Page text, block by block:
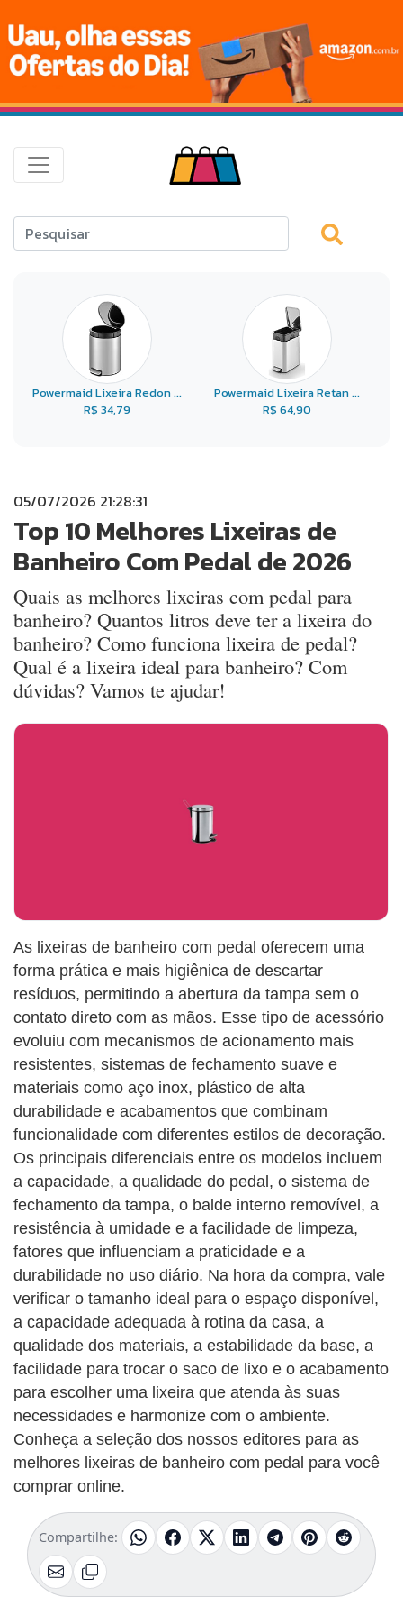
Powermaid Lixeira Redon ...
R$ 34,79
Powermaid Lixeira Retan ...
R$ 64,90
05/07/2026 21:28:31
Top 10 Melhores Lixeiras de
Banheiro Com Pedal de 2026
Quais as melhores lixeiras com pedal para
banheiro? Quantos litros deve ter a lixeira do
banheiro? Como funciona lixeira de pedal?
Qual é a lixeira ideal para banheiro? Com
dúvidas? Vamos te ajudar!
As lixeiras de banheiro com pedal oferecem uma
forma prática e mais higiênica de descartar
resíduos, permitindo a abertura da tampa sem o
contato direto com as mãos. Esse tipo de acessório
evoluiu com mecanismos de acionamento mais
resistentes, sistemas de fechamento suave e
materiais como aço inox, plástico de alta
durabilidade e acabamentos que combinam
funcionalidade com diferentes estilos de decoração.
Os principais diferenciais entre os modelos incluem
a capacidade, a qualidade do pedal, o sistema de
fechamento da tampa, o balde interno removível, a
resistência à umidade e a facilidade de limpeza,
fatores que influenciam a praticidade e a
durabilidade no uso diário. Na hora da compra, vale
verificar o tamanho ideal para o espaço disponível,
a capacidade adequada à rotina da casa, a
qualidade dos materiais, a estabilidade da base, a
facilidade para trocar o saco de lixo e o acabamento
para escolher uma lixeira que atenda às suas
necessidades e harmonize com o ambiente.
Conheça a seleção dos nossos editores para as
melhores lixeiras de banheiro com pedal para você
comprar online.
Compartilhe: